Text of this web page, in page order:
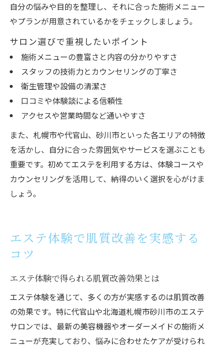
自分の悩みや目的を整理し、それに合った施術メニュー
やプランが用意されているかをチェックしましょう。
サロン選びで重視したいポイント
施術メニューの豊富さと内容の分かりやすさ
スタッフの技術力とカウンセリングの丁寧さ
衛生管理や設備の清潔さ
口コミや体験談による信頼性
アクセスや営業時間など通いやすさ
また、札幌市や代官山、砂川市といった各エリアの特徴
を活かし、自分に合った雰囲気やサービスを選ぶことも
重要です。初めてエステを利用する方は、体験コースや
カウンセリングを活用して、納得のいく選択を心がけま
しょう。
エステ体験で肌質改善を実感する
コツ
エステ体験で得られる肌質改善効果とは
エステ体験を通じて、多くの方が実感するのは肌質改善
の効果です。特に代官山や北海道札幌市砂川市のエステ
サロンでは、最新の美容機器やオーダーメイドの施術メ
ニューが充実しており、悩みに合わせたケアが受けられ